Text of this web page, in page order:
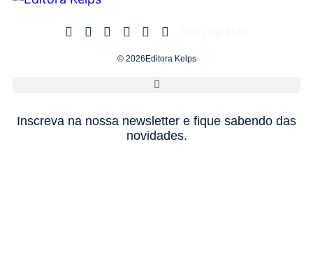
© 2026Editora Kelps
Inscreva na nossa newsletter e fique sabendo das
novidades.